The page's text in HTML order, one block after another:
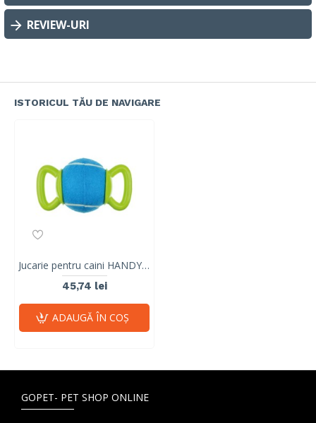
REVIEW-URI
ISTORICUL TĂU DE NAVIGARE
Jucarie pentru caini HANDY Ball M-PETS, verde &albastru, 23,5x12,7x12,7 cm
45,74 lei
ADAUGĂ ÎN COŞ
GOPET- PET SHOP ONLINE